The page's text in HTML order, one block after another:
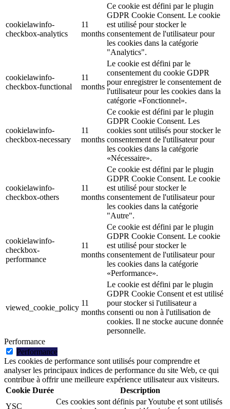
cookielawinfo-
checkbox-analytics
11
months
Ce cookie est défini par le plugin
GDPR Cookie Consent. Le cookie
est utilisé pour stocker le
consentement de l'utilisateur pour
les cookies dans la catégorie
"Analytics".
cookielawinfo-
checkbox-functional
11
months
Le cookie est défini par le
consentement du cookie GDPR
pour enregistrer le consentement de
l'utilisateur pour les cookies dans la
catégorie «Fonctionnel».
cookielawinfo-
checkbox-necessary
11
months
Ce cookie est défini par le plugin
GDPR Cookie Consent. Les
cookies sont utilisés pour stocker le
consentement de l'utilisateur pour
les cookies dans la catégorie
«Nécessaire».
cookielawinfo-
checkbox-others
11
months
Ce cookie est défini par le plugin
GDPR Cookie Consent. Le cookie
est utilisé pour stocker le
consentement de l'utilisateur pour
les cookies dans la catégorie
"Autre".
cookielawinfo-
checkbox-
performance
11
months
Ce cookie est défini par le plugin
GDPR Cookie Consent. Le cookie
est utilisé pour stocker le
consentement de l'utilisateur pour
les cookies dans la catégorie
«Performance».
viewed_cookie_policy
11
months
Le cookie est défini par le plugin
GDPR Cookie Consent et est utilisé
pour stocker si l'utilisateur a
consenti ou non à l'utilisation de
cookies. Il ne stocke aucune donnée
personnelle.
Performance
Performance
Les cookies de performance sont utilisés pour comprendre et
analyser les principaux indices de performance du site Web, ce qui
contribue à offrir une meilleure expérience utilisateur aux visiteurs.
Cookie Durée
Description
YSC
Ces cookies sont définis par Youtube et sont utilisés